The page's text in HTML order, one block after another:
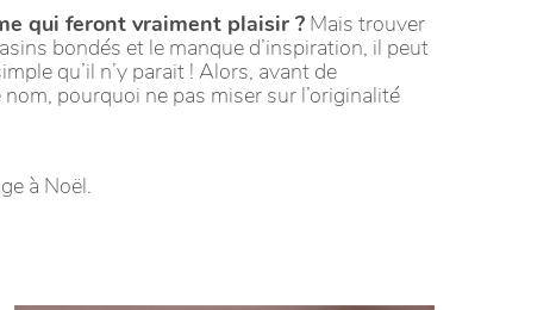
qui feront vraiment plaisir ? Mais trouver
bondés et le manque d’inspiration, il peut
qu’il n’y parait ! Alors, avant de
pourquoi ne pas miser sur l’originalité
à Noël.